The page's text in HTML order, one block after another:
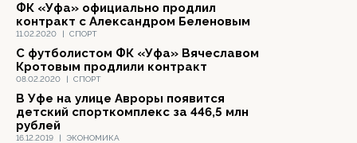
11.02.2020 | СПОРТ
ФК «Уфа» официально продлил
контракт с Александром Беленовым
08.02.2020 | СПОРТ
С футболистом ФК «Уфа» Вячеславом
Кротовым продлили контракт
16.12.2019 | ЭКОНОМИКА
В Уфе на улице Авроры появится
детский спорткомплекс за 446,5 млн
рублей